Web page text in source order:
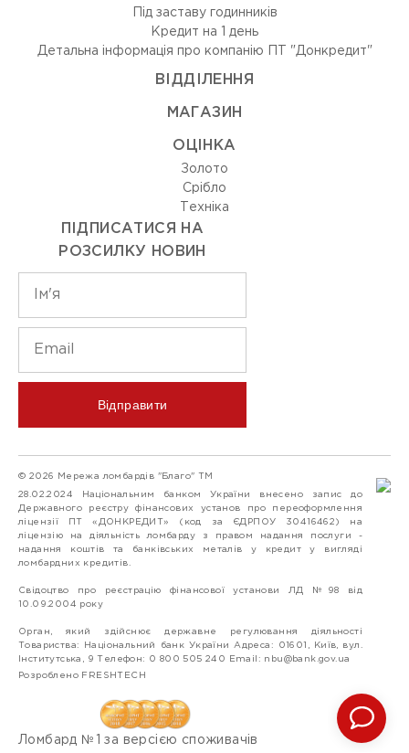
Під заставу годинників
Кредит на 1 день
Детальна інформація про компанію ПТ "Донкредит"
ВIДДIЛЕННЯ
МАГАЗИН
ОЦIНКА
Золото
Срiбло
Технiка
ПІДПИСАТИСЯ НА
РОЗСИЛКУ НОВИН
Відправити
© 2026 Мережа ломбардів "Благо" ТМ
28.02.2024 Національним банком України внесено запис до
Державного реєстру фінансових установ про переоформлення
ліцензії ПТ «ДОНКРЕДИТ» (код за ЄДРПОУ 30416462) на
ліцензію на діяльність ломбарду з правом надання послуги -
надання коштів та банківських металів у кредит у вигляді
ломбардних кредитів.
Свідоцтво про реєстрацію фінансової установи ЛД №98 від
10.09.2004 року
Орган, який здійснює державне регулювання діяльності
Товариства: Національний банк України Адреса: 01601, Київ, вул.
Інститутська, 9 Телефон: 0 800 505 240 Email: nbu@bank.gov.ua
Розроблено FRESHTECH
Ломбард №1 за версією споживачів